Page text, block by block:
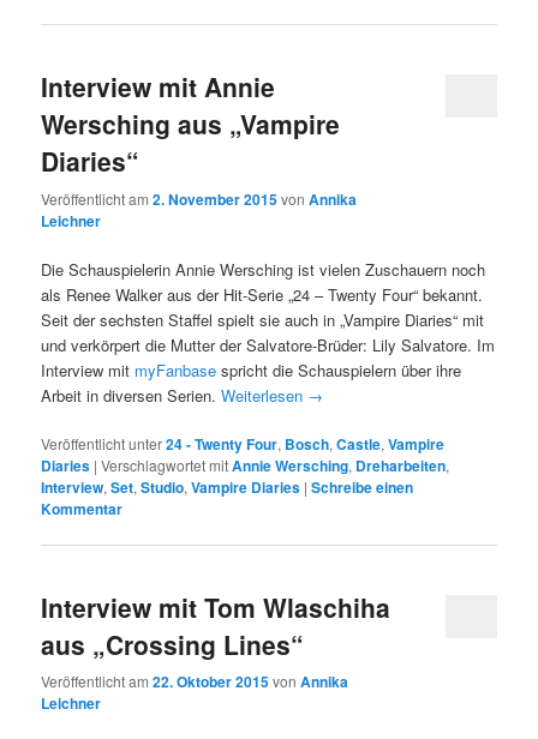
Interview mit Annie
Wersching aus „Vampire
Diaries“
Veröffentlicht am2. November 2015vonAnnika
Leichner
Die Schauspielerin Annie Wersching ist vielen Zuschauern noch
als Renee Walker aus der Hit-Serie „24 – Twenty Four“ bekannt.
Seit der sechsten Staffel spielt sie auch in „Vampire Diaries“ mit
und verkörpert die Mutter der Salvatore-Brüder: Lily Salvatore. Im
Interview mit myFanbase spricht die Schauspielern über ihre
Arbeit in diversen Serien.Weiterlesen →
Veröffentlicht unter24 - Twenty Four, Bosch,Castle,Vampire
Diaries |Verschlagwortet mitAnnie Wersching, Dreharbeiten,
Interview,Set,Studio,Vampire Diaries |Schreibe einen
Kommentar
Interview mit Tom Wlaschiha
aus „Crossing Lines“
Veröffentlicht am22. Oktober 2015vonAnnika
Leichner